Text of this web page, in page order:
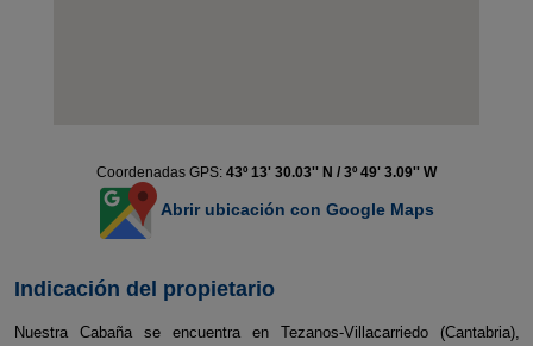
Coordenadas GPS: 43º 13' 30.03'' N / 3º 49' 3.09'' W
Abrir ubicación con Google Maps
Indicación del propietario
Nuestra Cabaña se encuentra en Tezanos-Villacarriedo (Cantabria),